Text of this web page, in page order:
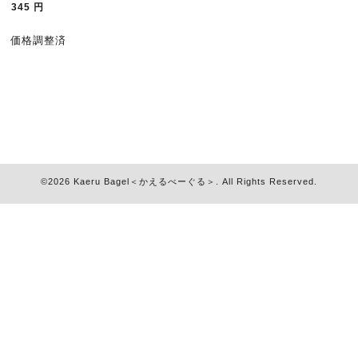
345 円
価格調整済
©2026 Kaeru Bagel＜かえるべーぐる＞ . All Rights Reserved.